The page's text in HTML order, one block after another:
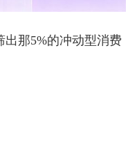
那5%的冲动型消费